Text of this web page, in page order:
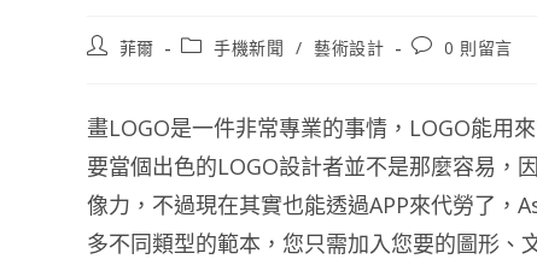
文
者:
菲爾
文
別:
手機新聞 / 藝術設計
文
0 則留言
畫LOGO是一件非常專業的事情，LOGO能用
要當個出色的LOGO設計者並不是那麼容易，
像力，不過現在其實也能透過APP來代勞了，
多不同類型的範本，您只需加入您要的圖形、